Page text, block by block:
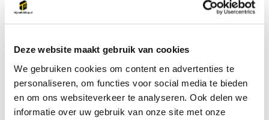
Deze website maakt gebruik van cookies
We gebruiken cookies om content en advertenties te
personaliseren, om functies voor social media te bieden
en om ons websiteverkeer te analyseren. Ook delen we
informatie over uw gebruik van onze site met onze
LGH-
LGH-
RD16
16 2500
LGH-
RD20
20 4000